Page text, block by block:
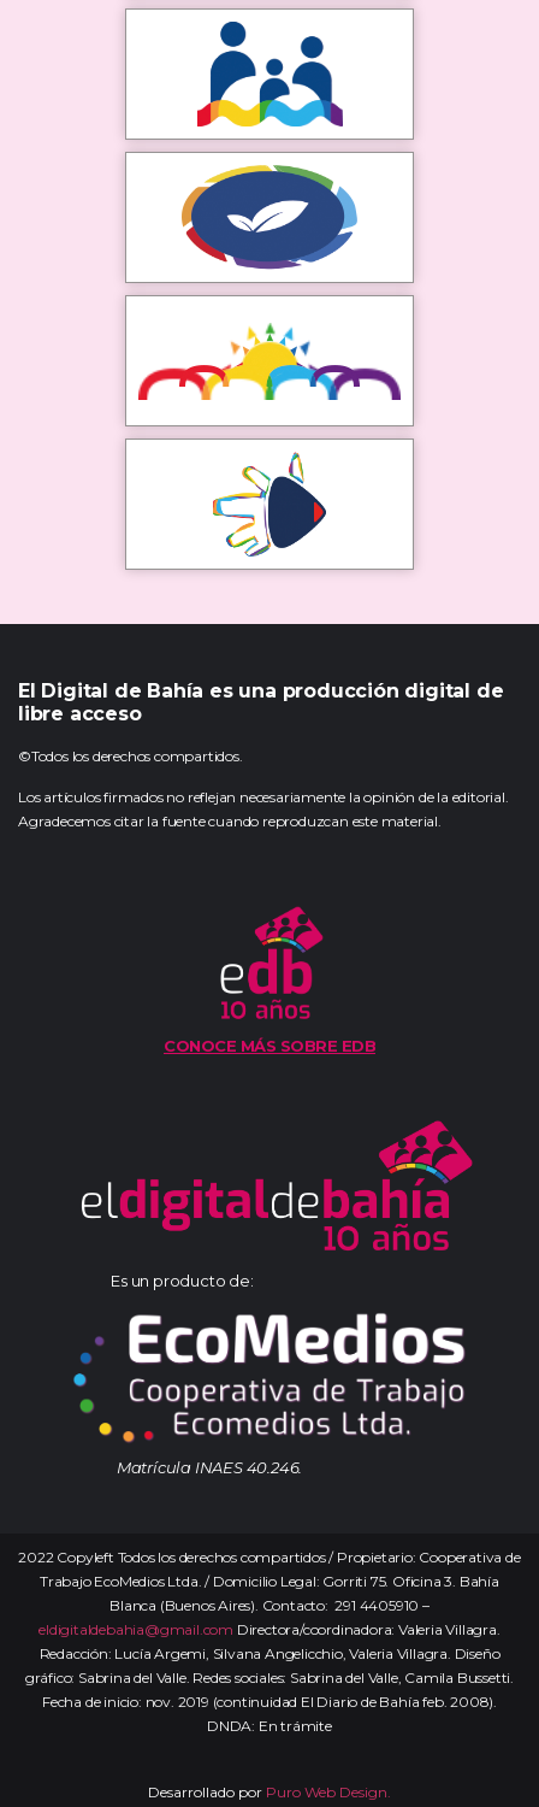
El Digital de Bahía es una producción digital de
libre acceso
©Todos los derechos compartidos.
Los artículos firmados no reflejan necesariamente la opinión de la editorial.
Agradecemos citar la fuente cuando reproduzcan este material.
CONOCE MÁS SOBRE EDB
Es un producto de:
Matrícula INAES 40.246.
2022 Copyleft Todos los derechos compartidos / Propietario: Cooperativa de
Trabajo EcoMedios Ltda. / Domicilio Legal: Gorriti 75. Oficina 3. Bahía
Blanca (Buenos Aires). Contacto: 291 4405910 –
eldigitaldebahia@gmail.com Directora/coordinadora: Valeria Villagra.
Redacción: Lucía Argemi, Silvana Angelicchio, Valeria Villagra. Diseño
gráfico: Sabrina del Valle. Redes sociales: Sabrina del Valle, Camila Bussetti.
Fecha de inicio: nov. 2019 (continuidad El Diario de Bahía feb. 2008).
DNDA: En trámite
Desarrollado por Puro Web Design.